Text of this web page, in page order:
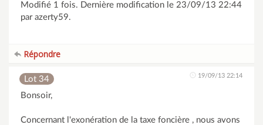
Modifié 1 fois. Dernière modification le 23/09/13 22:44
par azerty59.
Répondre
Lot 34 19/09/13 22:14
Bonsoir,
Concernant l'exonération de la taxe foncière , nous avons